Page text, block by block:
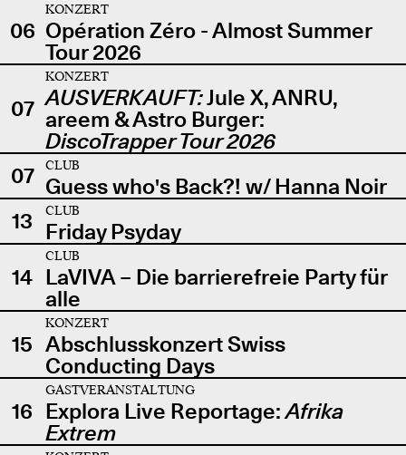
06
KONZERT
Opération Zéro - Almost Summer
Tour 2026
07
KONZERT
AUSVERKAUFT:Jule X, ANRU,
areem & Astro Burger:
DiscoTrapper Tour 2026
07
CLUB
Guess who's Back?! w/ Hanna Noir
13
CLUB
Friday Psyday
14
CLUB
LaVIVA – Die barrierefreie Party für
alle
15
KONZERT
Abschlusskonzert Swiss
Conducting Days
16
GASTVERANSTALTUNG
Explora Live Reportage:Afrika
Extrem